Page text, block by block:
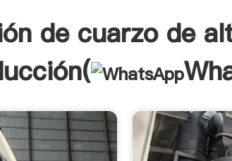
de cuarzo de